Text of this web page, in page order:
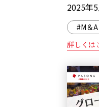
2025年
#M＆A
詳しくは